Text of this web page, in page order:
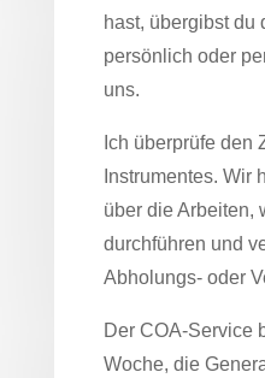
hast, übergibst du
persönlich oder
uns.
Ich überprüfe den
Instrumentes. Wir
über die Arbeiten,
durchführen und
Abholungs- oder
Der COA-Service
Woche, die